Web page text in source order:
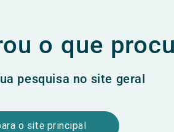
o que
pesquisa no site geral
o site principal